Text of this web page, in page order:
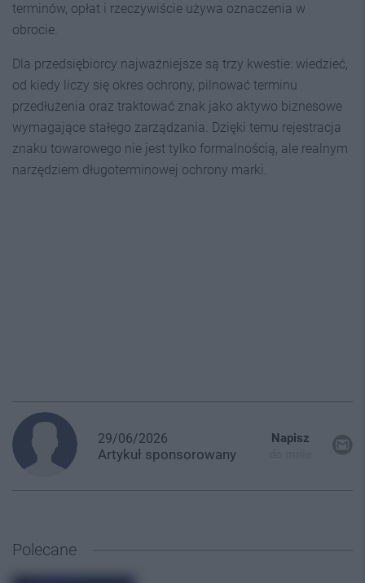
terminów, opłat i rzeczywiście używa oznaczenia w
obrocie.
Dla przedsiębiorcy najważniejsze są trzy kwestie: wiedzieć,
od kiedy liczy się okres ochrony, pilnować terminu
przedłużenia oraz traktować znak jako aktywo biznesowe
wymagające stałego zarządzania. Dzięki temu rejestracja
znaku towarowego nie jest tylko formalnością, ale realnym
narzędziem długoterminowej ochrony marki.
29/06/2026
Artykuł sponsorowany
Napisz
Polecane